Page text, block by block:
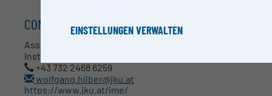
CONTACT
Assoz.- Prof. Dr. Wolfgang Hilber
Institut für Mikroelektronik und Mikrosensorik
+43 732 2468 6259
wolfgang.hilber@jku.at
https://www.jku.at/ime/
EINSTELLUNGEN VERWALTEN